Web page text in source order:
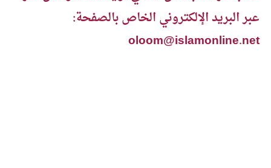
عبر البريد الإلكتروني الخاص بالصفحة:
oloom@islamonline.net